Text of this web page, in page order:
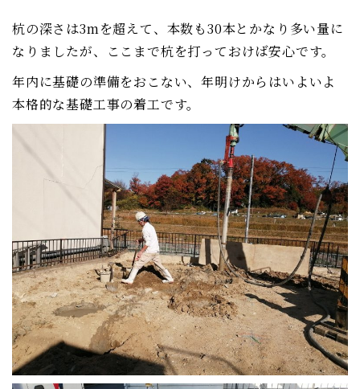
杭の深さは3mを超えて、本数も30本とかなり多い量に
なりましたが、ここまで杭を打っておけば安心です。
年内に基礎の準備をおこない、年明けからはいよいよ
本格的な基礎工事の着工です。